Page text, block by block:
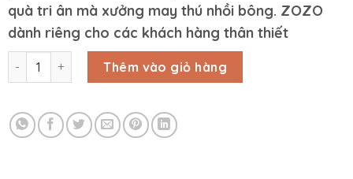
quà tri ân mà xưởng may thú nhồi bông. ZOZO
dành riêng cho các khách hàng thân thiết
Móc khóa gấu bông mèo Neko Atsume (8 cm) số lượng
Thêm vào giỏ hàng